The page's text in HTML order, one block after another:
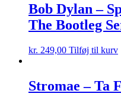
Bob Dylan –
The Bootleg
kr. 249,00 Tilføj til kurv
Stromae – Ta